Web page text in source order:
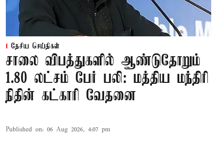
தேசிய செய்திகள்
சாலை விபத்துகளில் ஆண்டுதோறும்
1.80 லட்சம் பேர் பலி: மத்திய மந்திரி
நிதின் கட்காரி வேதனை
Published on: 06 Aug 2026, 4:07 pm